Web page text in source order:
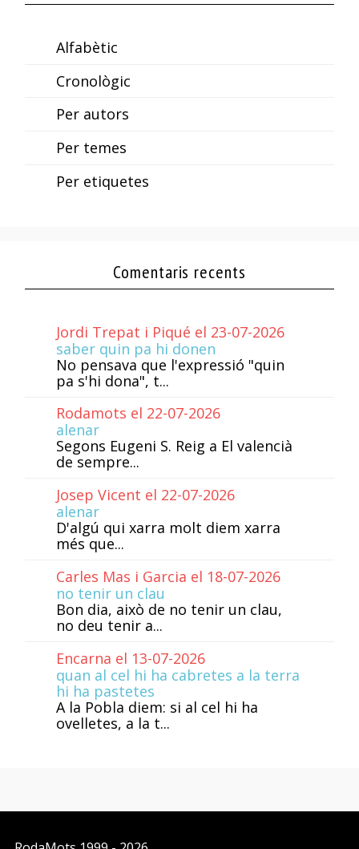
Alfabètic
Cronològic
Per autors
Per temes
Per etiquetes
Comentaris recents
Jordi Trepat i Piqué el 23-07-2026
saber quin pa hi donen
No pensava que l'expressió "quin
pa s'hi dona", t...
Rodamots el 22-07-2026
alenar
Segons Eugeni S. Reig a El valencià
de sempre...
Josep Vicent el 22-07-2026
alenar
D'algú qui xarra molt diem xarra
més que...
Carles Mas i Garcia el 18-07-2026
no tenir un clau
Bon dia, això de no tenir un clau,
no deu tenir a...
Encarna el 13-07-2026
quan al cel hi ha cabretes a la terra
hi ha pastetes
A la Pobla diem: si al cel hi ha
ovelletes, a la t...